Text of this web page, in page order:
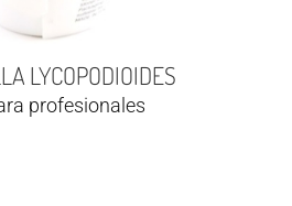
LYCOPODIOIDES
profesionales